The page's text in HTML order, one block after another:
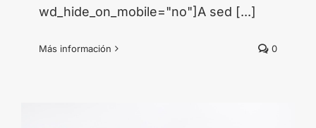
wd_hide_on_mobile="no"]A sed [...]
Más información 0